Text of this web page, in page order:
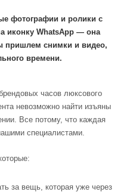
фотографии и ролики с
иконку WhatsApp — она
пришлем снимки и видео,
времени.
часов люксового
невозможно найти изъяны
Все потому, что каждая
специалистами.
за вещь, которая уже через